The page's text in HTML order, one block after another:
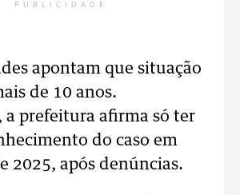
PUBLICIDADE
apontam que situação
de 10 anos.
prefeitura afirma só ter
do caso em
2025, após denúncias.